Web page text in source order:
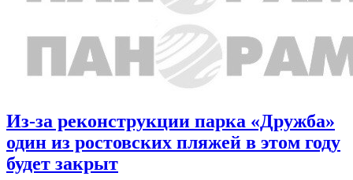
Из-за реконструкции парка «Дружба»
один из ростовских пляжей в этом году
будет закрыт